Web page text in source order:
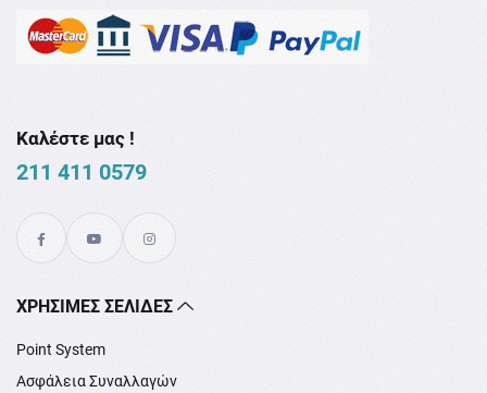
Καλέστε μας !
211 411 0579
XΡΉΣΙΜΕΣ ΣΕΛΊΔΕΣ
Point System
Ασφάλεια Συναλλαγών